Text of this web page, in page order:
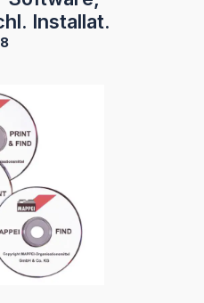
Installat.